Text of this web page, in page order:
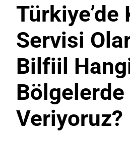
Türkiye’de
Servisi
Bilfiil
Bölgelerde
Veriyoruz?